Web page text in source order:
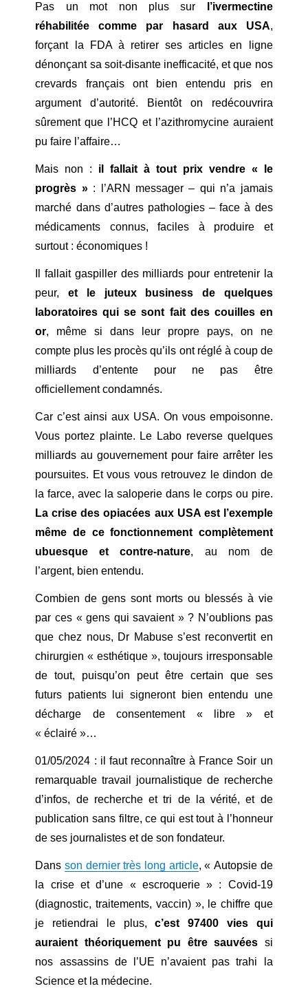
Pas un mot non plus sur
l’ivermectine
réhabilitée comme par hasard aux USA,
forçant la FDA à retirer ses articles en ligne
dénonçant sa soit-disante inefficacité, et que nos
crevards français ont bien entendu pris en
argument d’autorité. Bientôt on redécouvrira
sûrement que l’HCQ et l’azithromycine auraient
pu faire l’affaire…
Mais non : il fallait à tout prix vendre « le
progrès »: l’ARN messager – qui n’a jamais
marché dans d’autres pathologies – face à des
médicaments connus, faciles à produire et
surtout : économiques !
Il fallait gaspiller des milliards pour entretenir la
peur,et le juteux business de quelques
laboratoires qui se sont fait des couilles en
or, même si dans leur propre pays, on ne
compte plus les procès qu’ils ont réglé à coup de
milliards d’entente pour ne pas être
officiellement condamnés.
Car c’est ainsi aux USA. On vous empoisonne.
Vous portez plainte. Le Labo reverse quelques
milliards au gouvernement pour faire arrêter les
poursuites. Et vous vous retrouvez le dindon de
la farce, avec la saloperie dans le corps ou pire.
La crise des opiacées aux USA est l’exemple
même de ce fonctionnement complètement
ubuesque et contre-nature, au nom de
l’argent, bien entendu.
Combien de gens sont morts ou blessés à vie
par ces « gens qui savaient » ? N’oublions pas
que chez nous, Dr Mabuse s’est reconvertit en
chirurgien « esthétique », toujours irresponsable
de tout, puisqu’on peut être certain que ses
futurs patients lui signeront bien entendu une
décharge de consentement « libre » et
« éclairé »…
01/05/2024 : il faut reconnaître à France Soir un
remarquable travail journalistique de recherche
d’infos, de recherche et tri de la vérité, et de
publication sans filtre, ce qui est tout à l’honneur
de ses journalistes et de son fondateur.
Dansson dernier très long article, « Autopsie de
la crise et d’une « escroquerie » : Covid-19
(diagnostic, traitements, vaccin) », le chiffre que
je retiendrai le plus,c’est 97400 vies qui
auraient théoriquement pu être sauvées si
nos assassins de l’UE n’avaient pas trahi la
Science et la médecine.